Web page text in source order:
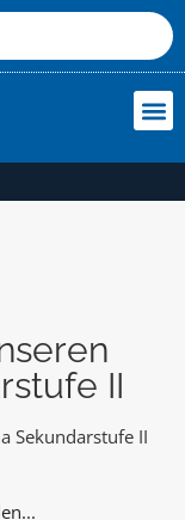
II
Sekundarstufe II